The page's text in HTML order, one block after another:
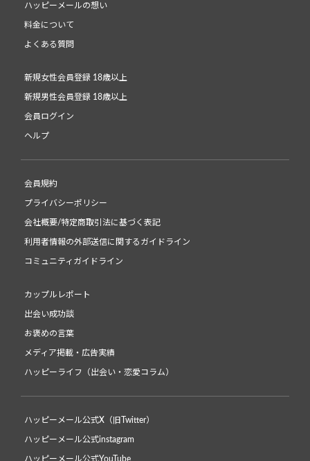
ハッピーメールの想い
料金について
よくある質問
新規女性会員登録 18歳以上
新規男性会員登録 18歳以上
会員ログイン
ヘルプ
会員規約
プライバシーポリシー
会社概要/特定商取引法に基づく表記
利用者情報の外部送信に関するガイドライン
コミュニティガイドライン
カップルレポート
出会い成功談
お褒めの言葉
メディア掲載・広告実績
ハッピーライフ（出会い・恋愛コラム）
ハッピーメール公式X（旧Twitter）
ハッピーメール公式instagram
ハッピーメール公式YouTube